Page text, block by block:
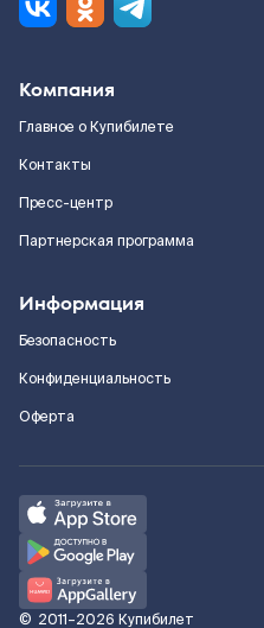
Компания
Главное о Купибилете
Контакты
Пресс-центр
Партнерская программа
Информация
Безопасность
Конфиденциальность
Оферта
© 2011–2026 Купибилет